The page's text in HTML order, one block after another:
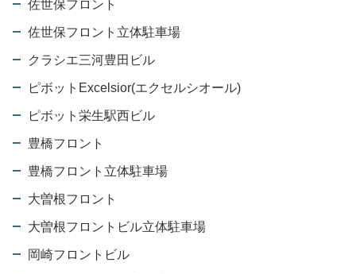
佐世保フロント
佐世保フロント立体駐車場
クラシエ三河豊田ビル
ピボットExcelsior(エクセルシオール)
ピボット栄生駅西ビル
豊橋フロント
豊橋フロント立体駐車場
大曽根フロント
大曽根フロントビル立体駐車場
岡崎フロントビル